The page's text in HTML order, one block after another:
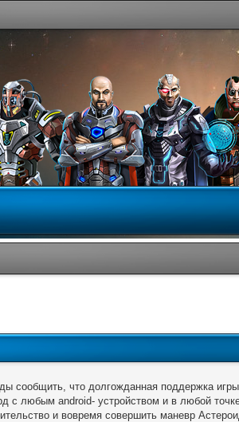
сообщить, что долгожданная поддержка
с любым android- устройством и в любой
и вовремя совершить маневр